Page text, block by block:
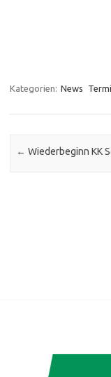
Kategorien: News
Post navigation
← Wiederbeginn KK